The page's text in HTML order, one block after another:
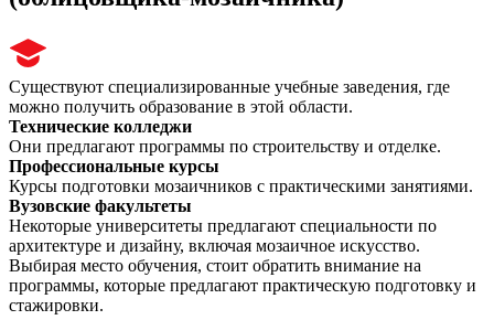
Существуют специализированные учебные заведения, где
можно получить образование в этой области.
Технические колледжи
Они предлагают программы по строительству и отделке.
Профессиональные курсы
Курсы подготовки мозаичников с практическими занятиями.
Вузовские факультеты
Некоторые университеты предлагают специальности по
архитектуре и дизайну, включая мозаичное искусство.
Выбирая место обучения, стоит обратить внимание на
программы, которые предлагают практическую подготовку и
стажировки.